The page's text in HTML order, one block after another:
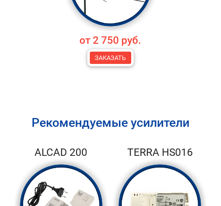
от 2 750 руб.
ЗАКАЗАТЬ
Рекомендуемые усилители
ALCAD 200 TERRA HS016